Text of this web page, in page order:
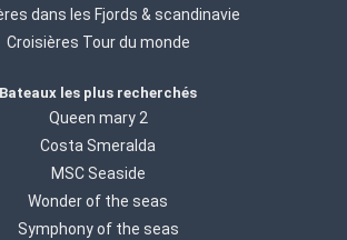
dans les Fjords & scandinavie
Croisières Tour du monde
Bateaux les plus recherchés
Queen mary 2
Costa Smeralda
MSC Seaside
Wonder of the seas
Symphony of the seas